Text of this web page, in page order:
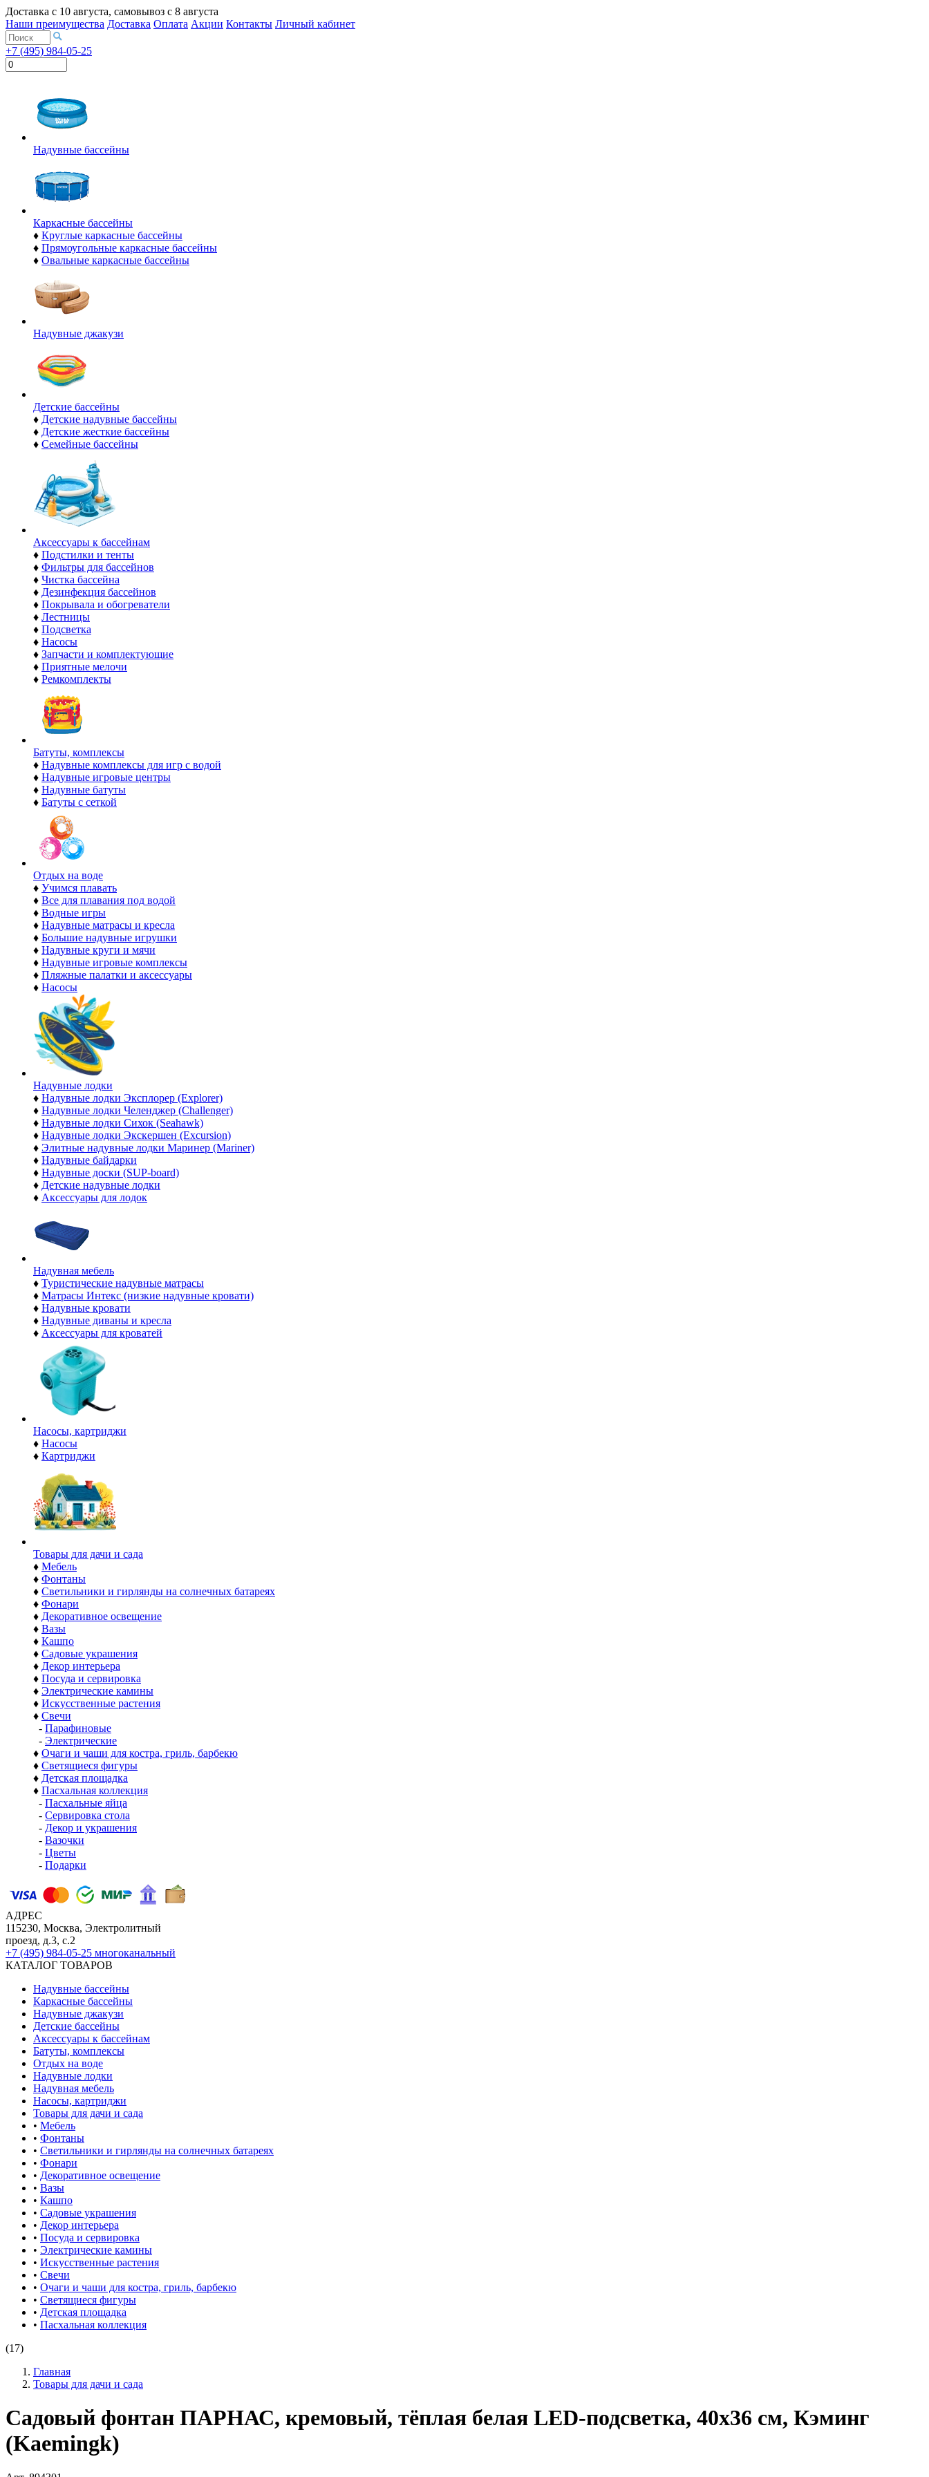
Доставка с 10 августа, самовывоз с 8 августа
Наши преимущества Доставка Оплата Акции Контакты Личный кабинет
+7 (495) 984-05-25
Надувные бассейны
Каркасные бассейны
♦ Круглые каркасные бассейны
♦ Прямоугольные каркасные бассейны
♦ Овальные каркасные бассейны
Надувные джакузи
Детские бассейны
♦ Детские надувные бассейны
♦ Детские жесткие бассейны
♦ Семейные бассейны
Аксессуары к бассейнам
♦ Подстилки и тенты
♦ Фильтры для бассейнов
♦ Чистка бассейна
♦ Дезинфекция бассейнов
♦ Покрывала и обогреватели
♦ Лестницы
♦ Подсветка
♦ Насосы
♦ Запчасти и комплектующие
♦ Приятные мелочи
♦ Ремкомплекты
Батуты, комплексы
♦ Надувные комплексы для игр с водой
♦ Надувные игровые центры
♦ Надувные батуты
♦ Батуты с сеткой
Отдых на воде
♦ Учимся плавать
♦ Все для плавания под водой
♦ Водные игры
♦ Надувные матрасы и кресла
♦ Большие надувные игрушки
♦ Надувные круги и мячи
♦ Надувные игровые комплексы
♦ Пляжные палатки и аксессуары
♦ Насосы
Надувные лодки
♦ Надувные лодки Эксплорер (Explorer)
♦ Надувные лодки Челенджер (Challenger)
♦ Надувные лодки Сихок (Seahawk)
♦ Надувные лодки Экскершен (Excursion)
♦ Элитные надувные лодки Маринер (Mariner)
♦ Надувные байдарки
♦ Надувные доски (SUP-board)
♦ Детские надувные лодки
♦ Аксессуары для лодок
Надувная мебель
♦ Туристические надувные матрасы
♦ Матрасы Интекс (низкие надувные кровати)
♦ Надувные кровати
♦ Надувные диваны и кресла
♦ Аксессуары для кроватей
Насосы, картриджи
♦ Насосы
♦ Картриджи
Товары для дачи и сада
♦ Мебель
♦ Фонтаны
♦ Светильники и гирлянды на солнечных батареях
♦ Фонари
♦ Декоративное освещение
♦ Вазы
♦ Кашпо
♦ Садовые украшения
♦ Декор интерьера
♦ Посуда и сервировка
♦ Электрические камины
♦ Искусственные растения
♦ Свечи
- Парафиновые
- Электрические
♦ Очаги и чаши для костра, гриль, барбекю
♦ Светящиеся фигуры
♦ Детская площадка
♦ Пасхальная коллекция
- Пасхальные яйца
- Сервировка стола
- Декор и украшения
- Вазочки
- Цветы
- Подарки
АДРЕС
115230, Москва, Электролитный
проезд, д.3, с.2
+7 (495) 984-05-25 многоканальный
КАТАЛОГ ТОВАРОВ
Надувные бассейны
Каркасные бассейны
Надувные джакузи
Детские бассейны
Аксессуары к бассейнам
Батуты, комплексы
Отдых на воде
Надувные лодки
Надувная мебель
Насосы, картриджи
Товары для дачи и сада
• Мебель
• Фонтаны
• Светильники и гирлянды на солнечных батареях
• Фонари
• Декоративное освещение
• Вазы
• Кашпо
• Садовые украшения
• Декор интерьера
• Посуда и сервировка
• Электрические камины
• Искусственные растения
• Свечи
• Очаги и чаши для костра, гриль, барбекю
• Светящиеся фигуры
• Детская площадка
• Пасхальная коллекция
(17)
Главная
Товары для дачи и сада
Садовый фонтан ПАРНАС, кремовый, тёплая белая LED-подсветка, 40х36 см, Кэминг
(Kaemingk)